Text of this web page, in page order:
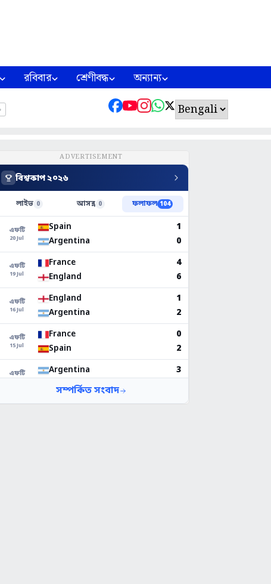
রবিবার শ্রেণীবদ্ধ অন্যান্য
ADVERTISEMENT